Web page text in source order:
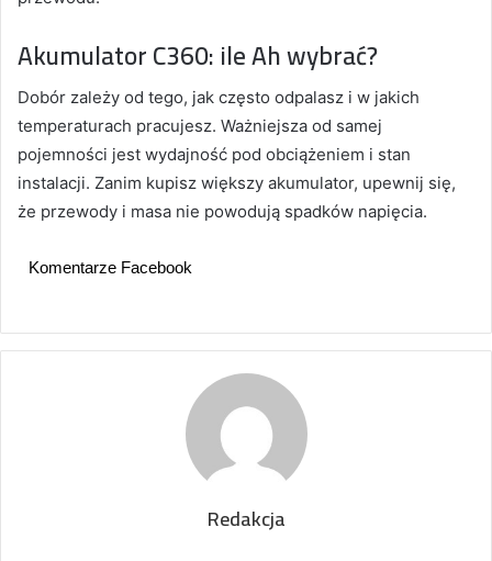
Akumulator C360: ile Ah wybrać?
Dobór zależy od tego, jak często odpalasz i w jakich
temperaturach pracujesz. Ważniejsza od samej
pojemności jest wydajność pod obciążeniem i stan
instalacji. Zanim kupisz większy akumulator, upewnij się,
że przewody i masa nie powodują spadków napięcia.
Komentarze Facebook
Redakcja